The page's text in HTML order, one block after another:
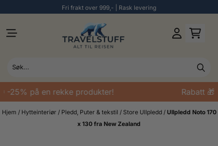
Fri frakt over 999,- | Rask levering
-25% på en rekke produkter! Rabatt
Hjem / Hytteinteriør / Pledd, Puter & tekstil / Store Ullpledd / Ullpledd Noto 170
x 130 fra New Zealand